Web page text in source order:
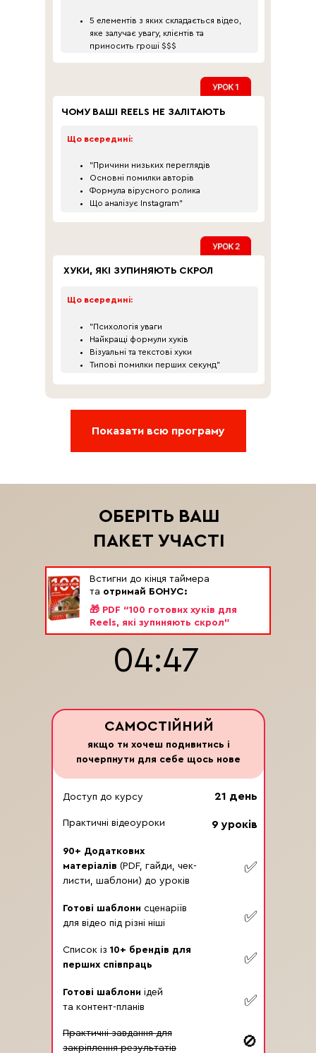
5 елементів з яких складається відео,
яке залучає увагу, клієнтів та
приносить гроші $$$
ЧОМУ ВАШІ REELS НЕ ЗАЛІТАЮТЬ
Що всередині:
"Причини низьких переглядів
Основні помилки авторів
Формула вірусного ролика
Що аналізує Instagram"
ХУКИ, ЯКІ ЗУПИНЯЮТЬ СКРОЛ
Що всередині:
"Психологія уваги
Найкращі формули хуків
Візуальні та текстові хуки
Типові помилки перших секунд"
Показати всю програму
Утримання уваги
Структура вірусного відео
Помилки утримання
ТРЕНДИ ТА ВІРУСНІ ФОРМАТИ
Як адаптувати тренд під свою нішу
Вірусні формати Reels
Контент для росту аудиторії
Експертний контент
Контентна воронка
REELS, ЯКІ ПРОДАЮТЬ
Що всередині:
Формула продаючого відео
Список із 10+ брендів для
перших співпраць
✅
Готові шаблони сценаріїв
для відео під різні ніші
✅
Практичні завдання для
закріплення результатів
🚫
Готові шаблони ідей
та контент-планів
✅
90+ Додаткових
матеріалів (PDF, гайди, чек-
листи, шаблони) до уроків
✅
Практичні відеоуроки 9 уроків
Доступ до курсу 21 день
якщо ти хочеш подивитись і
почерпнути для себе щось нове
САМОСТІЙНИЙ
ОБЕРІТЬ ВАШ
ПАКЕТ УЧАСТІ
04:45
🎁 PDF “100 готових хуків для
Reels, які зупиняють скрол”
Встигни до кінця таймера
та отримай БОНУС: